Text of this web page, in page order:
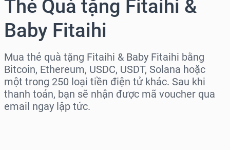
Thẻ Quà tặng Fitaihi &
Baby Fitaihi
Mua thẻ quà tặng Fitaihi & Baby Fitaihi bằng
Bitcoin, Ethereum, USDC, USDT, Solana hoặc
một trong 250 loại tiền điện tử khác. Sau khi
thanh toán, bạn sẽ nhận được mã voucher qua
email ngay lập tức.